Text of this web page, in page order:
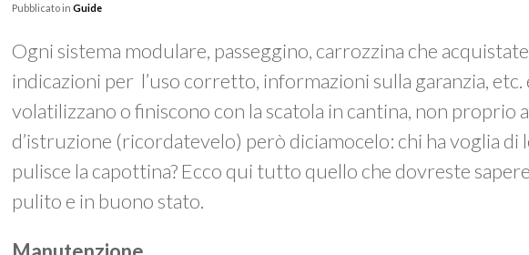
Pubblicato inGuide
Ogni sistema modulare, passeggino, carrozzina che
indicazioni per l’uso corretto, informazioni sulla garanzia,
volatilizzano o finiscono con la scatola in cantina, non proprio
d’istruzione (ricordatevelo) però diciamocelo: chi ha voglia
pulisce la capottina? Ecco qui tutto quello che dovreste
pulito e in buono stato.